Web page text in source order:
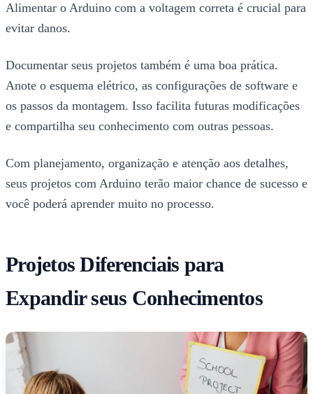
Alimentar o Arduino com a voltagem correta é crucial para
evitar danos.
Documentar seus projetos também é uma boa prática.
Anote o esquema elétrico, as configurações de software e
os passos da montagem. Isso facilita futuras modificações
e compartilha seu conhecimento com outras pessoas.
Com planejamento, organização e atenção aos detalhes,
seus projetos com Arduino terão maior chance de sucesso e
você poderá aprender muito no processo.
Projetos Diferenciais para
Expandir seus Conhecimentos